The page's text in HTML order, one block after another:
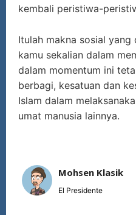
kembali peristiwa-
Itulah makna sosial
kamu sekalian dalam
dalam momentum ini
berbagi, kesatuan dan
Islam dalam
umat manusia lainnya.
Mohsen Klasik
El Presidente